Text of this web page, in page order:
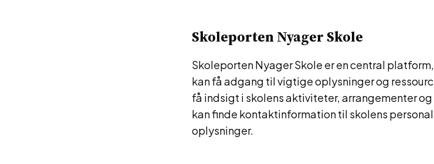
Skoleporten Nyager Skole
Skoleporten Nyager Skole er en central
kan få adgang til vigtige oplysninger og
få indsigt i skolens aktiviteter, arrangementer og
kan finde kontaktinformation til skolens
oplysninger.